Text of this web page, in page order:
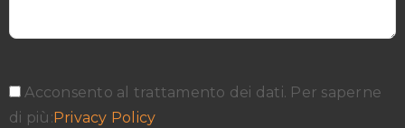
Acconsento al trattamento dei dati. Per saperne
di più:Privacy Policy